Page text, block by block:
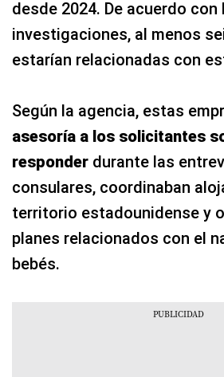
desde 2024. De acuerdo con
investigaciones, al menos
estarían relacionadas con
Según la agencia, estas
asesoría a los solicitantes
responder durante las
consulares, coordinaban
territorio estadounidense y
planes relacionados con el
bebés.